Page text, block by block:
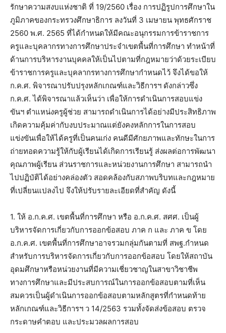
รักษาความสงบแห่งชาติ ที่ 19/2560 เรื่อง การปฏิรูปการศึกษาใน
ภูมิภาคของกระทรวงศึกษาธิการ ลงวันที่ 3 เมษายน พุทธศักราช
2560 พ.ศ. 2565 ที่ได้กำหนดให้มีคณะอนุกรรมการข้าราชการ
ครูและบุคลากรทางการศึกษาประจำเขตพื้นที่การศึกษา ทำหน้าที่
ด้านการบริหารงานบุคคลให้เป็นไปตามที่กฎหมายว่าด้วยระเบียบ
ข้าราชการครูและบุคลากรทางการศึกษากำหนดไว้ จึงได้ขอให้
ก.ค.ศ. พิจารณาปรับปรุงหลักเกณฑ์และวิธีการฯ ดังกล่าวซึ่ง
ก.ค.ศ. ได้พิจารณาแล้วเห็นว่า เพื่อให้การดำเนินการสอบแข่ง
ขันฯ ตำแหน่งครูผู้ช่วย สามารถดำเนินการได้อย่างมีประสิทธิภาพ
เกิดความคุ้มค่ากับงบประมาณแต่ยังคงหลักการในการสอบ
แข่งขันเพื่อให้ได้ครูที่เป็นคนเก่ง คนดีมีศักยภาพและทักษะในการ
ถ่ายทอดความรู้ให้กับผู้เรียนได้เกิดการเรียนรู้ ส่งผลต่อการพัฒนา
คุณภาพผู้เรียน ส่วนราชการและหน่วยงานการศึกษา สามารถนำ
ไปปฏิบัติได้อย่างคล่องตัว สอดคล้องกับสภาพบริบทและกฎหมาย
ที่เปลี่ยนแปลงไป จึงให้ปรับรายละเอียดที่สำคัญ ดังนี้
1. ให้ อ.ก.ค.ศ. เขตพื้นที่การศึกษา หรือ อ.ก.ค.ศ. สศศ. เป็นผู้
บริหารจัดการเกี่ยวกับการออกข้อสอบ ภาค ก และ ภาค ข โดย
อ.ก.ค.ศ. เขตพื้นที่การศึกษาอาจรวมกลุ่มกันตามที่ สพฐ.กำหนด
สำหรับการบริหารจัดการเกี่ยวกับการออกข้อสอบ โดยให้สถาบัน
อุดมศึกษาหรือหน่วยงานที่มีความเชี่ยวชาญในสาขาวิชาชีพ
ทางการศึกษาและมีประสบการณ์ในการออกข้อสอบตามที่เห็น
สมควรเป็นผู้ดำเนินการออกข้อสอบตามหลักสูตรที่กำหนดท้าย
หลักเกณฑ์และวิธีการฯ ว 14/2563 รวมทั้งจัดส่งข้อสอบ ตรวจ
กระดาษคำตอบ และประมวลผลการสอบ